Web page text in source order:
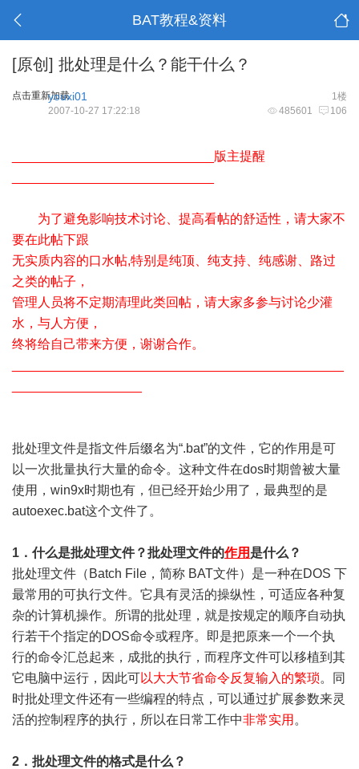
BAT教程&资料
[原创] 批处理是什么？能干什么？
点击重新加载 1楼
youxi01
485601 106
2007-10-27 17:22:18
____________________________版主提醒
为了避免影响技术讨论、提高看帖的舒适性，请大家不
要在此帖下跟
无实质内容的口水帖,特别是纯顶、纯支持、纯感谢、路过
之类的帖子，
管理人员将不定期清理此类回帖，请大家多参与讨论少灌
水，与人方便，
终将给自己带来方便，谢谢合作。
批处理文件是指文件后缀名为“.bat”的文件，它的作用是可
以一次批量执行大量的命令。这种文件在dos时期曾被大量
使用，win9x时期也有，但已经开始少用了，最典型的是
autoexec.bat这个文件了。
1．什么是批处理文件？批处理文件的作用是什么？
批处理文件（Batch File，简称 BAT文件）是一种在DOS 下
最常用的可执行文件。它具有灵活的操纵性，可适应各种复
杂的计算机操作。所谓的批处理，就是按规定的顺序自动执
行若干个指定的DOS命令或程序。即是把原来一个一个执
行的命令汇总起来，成批的执行，而程序文件可以移植到其
它电脑中运行，因此可以大大节省命令反复输入的繁琐。同
时批处理文件还有一些编程的特点，可以通过扩展参数来灵
活的控制程序的执行，所以在日常工作中非常实用 。
2．批处理文件的格式是什么？